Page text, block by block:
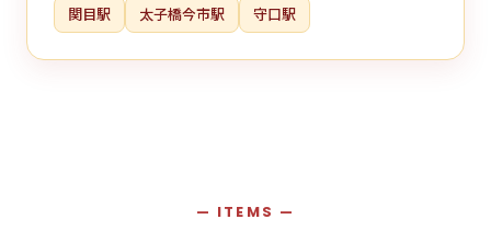
関目駅
太子橋今市駅 守口駅
— ITEMS —